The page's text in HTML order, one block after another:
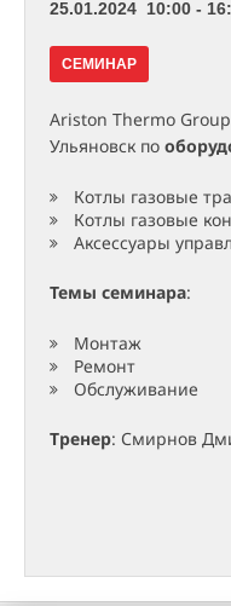
25.01.2024 10:00 -
СЕМИНАР
Ariston Thermo
Ульяновск по
Котлы газовые
Котлы газовые
Аксессуары
Темы семинара:
Монтаж
Ремонт
Обслуживание
Тренер: Смирнов